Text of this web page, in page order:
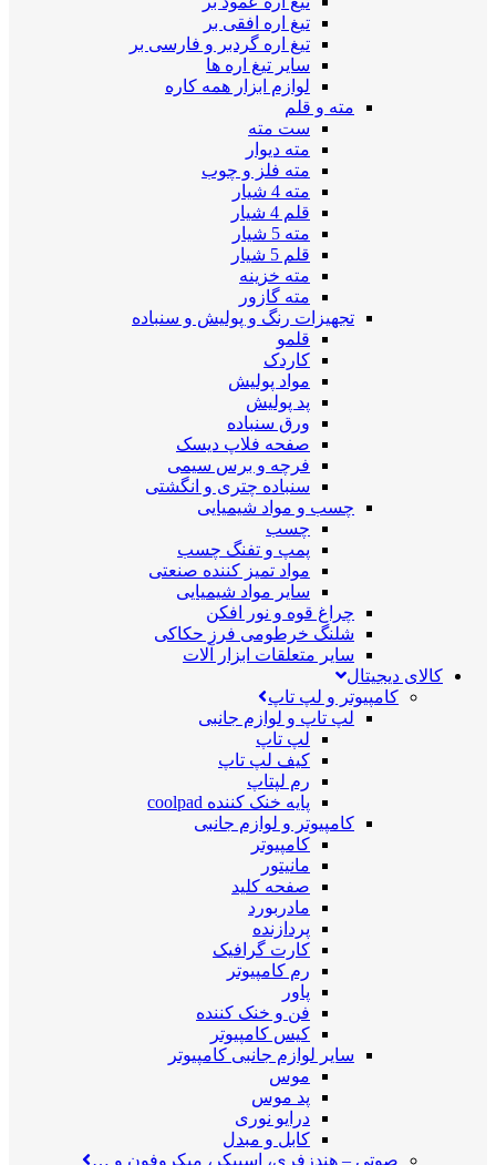
تیغ اره افقی بر
تیغ اره گردبر و فارسی بر
سایر تیغ اره ها
لوازم ابزار همه کاره
مته و قلم
ست مته
مته دیوار
مته فلز و چوب
مته 4 شیار
قلم 4 شیار
مته 5 شیار
قلم 5 شیار
مته خزینه
مته گازور
تجهیزات رنگ و پولیش و سنباده
قلمو
کاردک
مواد پولیش
پد پولیش
ورق سنباده
صفحه فلاپ دیسک
فرچه و برس سیمی
سنباده چتری و انگشتی
چسب و مواد شیمیایی
چسب
پمپ و تفنگ چسب
مواد تمیز کننده صنعتی
سایر مواد شیمیایی
چراغ قوه و نور افکن
شلنگ خرطومی فرز حکاکی
سایر متعلقات ابزار آلات
کالای دیجیتال
کامپیوتر و لپ تاپ
لپ تاپ و لوازم جانبی
لپ تاپ
کیف لپ تاپ
رم لپتاپ
پایه خنک کننده coolpad
کامپیوتر و لوازم جانبی
کامپیوتر
مانیتور
صفحه کلید
مادربورد
پردازنده
کارت گرافیک
رم کامپیوتر
پاور
فن و خنک کننده
کیس کامپیوتر
سایر لوازم جانبی کامپیوتر
موس
پد موس
درایو نوری
کابل و مبدل
صوتی – هندزفری، اسپیکر، میکروفون و …